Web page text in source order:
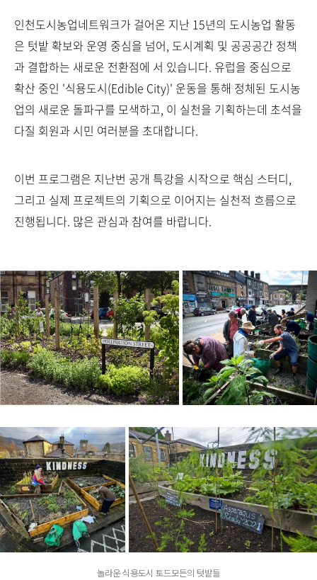
인천도시농업네트워크가 걸어온 지난 15년의 도시농업 활동
은 텃밭 확보와 운영 중심을 넘어, 도시계획 및 공공공간 정책
과 결합하는 새로운 전환점에 서 있습니다. 유럽을 중심으로
확산 중인 '식용도시(Edible City)' 운동을 통해 정체된 도시농
업의 새로운 돌파구를 모색하고, 이 실천을 기획하는데 초석을
다질 회원과 시민 여러분을 초대합니다.
이번 프로그램은 지난번 공개 특강을 시작으로 핵심 스터디,
그리고 실제 프로젝트의 기획으로 이어지는 실천적 흐름으로
진행됩니다. 많은 관심과 참여를 바랍니다.
놀라운 식용도시 토드모든의 텃밭들